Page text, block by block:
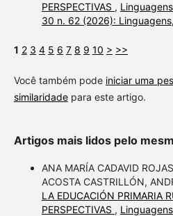
PERSPECTIVAS ,
30 n. 62 (2026):
1 2 3 4 5 6 7 8 9 10 > >>
Você também pode iniciar uma
similaridadepara este artigo.
Artigos mais lidos pelo
ANA MARÍA CADAVID
ACOSTA CASTRILLÓN,
LA EDUCACIÓN PRIMARIA
PERSPECTIVAS ,